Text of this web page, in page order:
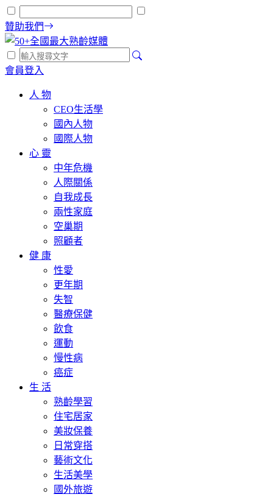
贊助我們
會員登入
人 物
CEO生活學
國內人物
國際人物
心 靈
中年危機
人際關係
自我成長
兩性家庭
空巢期
照顧者
健 康
性愛
更年期
失智
醫療保健
飲食
運動
慢性病
癌症
生 活
熟齡學習
住宅居家
美妝保養
日常穿搭
藝術文化
生活美學
國外旅遊